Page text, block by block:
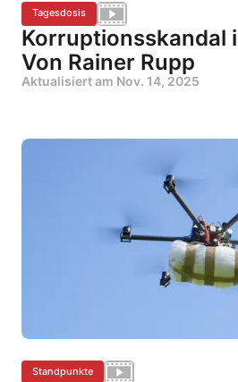
Tagesdosis
Korruptionsskandal
Von Rainer Rupp
Aktualisiert am Nov. 14, 2025
Standpunkte